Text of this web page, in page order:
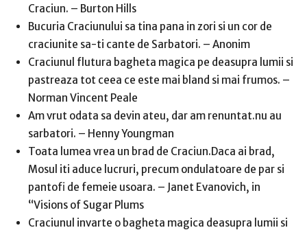
Craciun. – Burton Hills
Bucuria Craciunului sa tina pana in zori si un cor de
craciunite sa-ti cante de Sarbatori. – Anonim
Craciunul flutura bagheta magica pe deasupra lumii si
pastreaza tot ceea ce este mai bland si mai frumos. –
Norman Vincent Peale
Am vrut odata sa devin ateu, dar am renuntat.nu au
sarbatori. – Henny Youngman
Toata lumea vrea un brad de Craciun.Daca ai brad,
Mosul iti aduce lucruri, precum ondulatoare de par si
pantofi de femeie usoara. – Janet Evanovich, in
“Visions of Sugar Plums
Craciunul invarte o bagheta magica deasupra lumii si